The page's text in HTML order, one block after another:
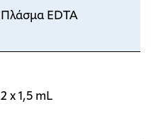
Πλάσμα EDTA
2 x 1,5 mL